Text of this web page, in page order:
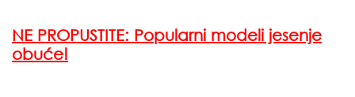
NE PROPUSTITE: Popularni modeli jesenje
obuće!